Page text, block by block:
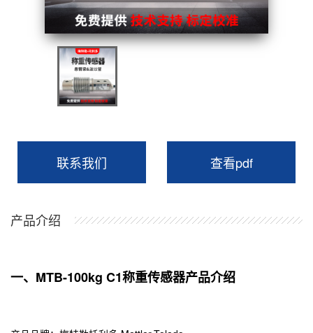
联系我们 查看pdf
产品介绍
一、MTB-100kg C1称重传感器产品介绍